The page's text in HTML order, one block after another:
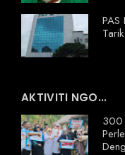
PAS
AKTIVITI NGO...
300